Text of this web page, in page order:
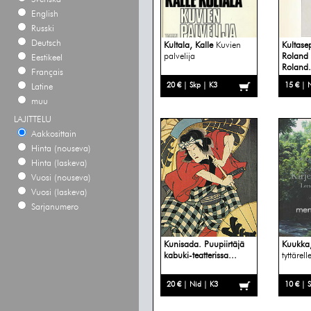
English
Russki
Deutsch
Eestikeel
Français
Latine
muu
LAJITTELU
Aakkosittain
Hinta (nouseva)
Hinta (laskeva)
Vuosi (nouseva)
Vuosi (laskeva)
Sarjanumero
Kultala, Kalle Kuvien
palvelija
20 € | Skp | K3 15 € |
Kunisada. Puupiirtäjä
kabuki-teatterissa...
20 € | Nid | K3
tyttärelle
10 € |